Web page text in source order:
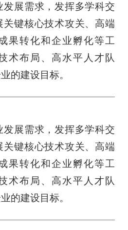
发展需求，发挥多学科交
关键核心技术攻关、高端
果转化和企业孵化等工
术布局、高水平人才队
的建设目标。
发展需求，发挥多学科交
关键核心技术攻关、高端
果转化和企业孵化等工
术布局、高水平人才队
的建设目标。